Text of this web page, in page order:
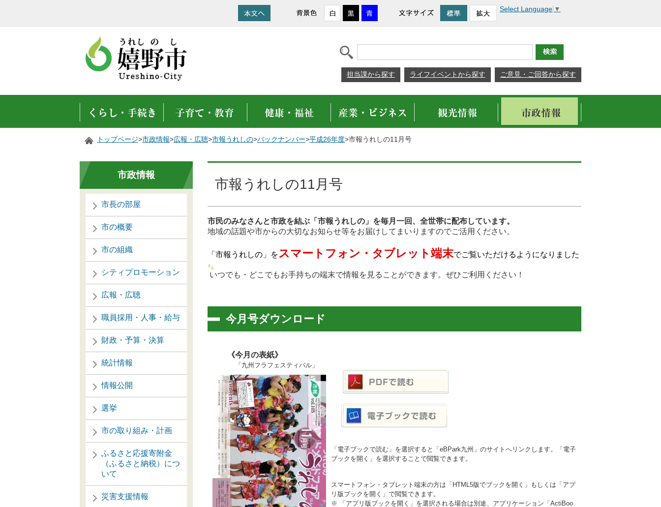
Select Language ▼
担当課から探す ライフイベントから探す ご意見・ご回答から探す
トップページ>市政情報>広報・広聴>市報うれしの>バックナンバー>平成26年度>市報うれしの11月号
市政情報
市長の部屋
市の概要
市の組織
シティプロモーション
広報・広聴
職員採用・人事・給与
財政・予算・決算
統計情報
情報公開
選挙
市の取り組み・計画
ふるさと応援寄附金
（ふるさと納税）につ
いて
災害支援情報
市報うれしの11月号
市民のみなさんと市政を結ぶ「市報うれしの」を毎月一回、全世帯に配布しています。
地域の話題や市からの大切なお知らせ等をお届けしてまいりますのでご活用ください。
「市報うれしの」をスマートフォン・タブレット端末でご覧いただけるようになりました
いつでも・どこでもお手持ちの端末で情報を見ることができます。ぜひご利用ください！
今月号ダウンロード
《今月の表紙》
「九州フラフェスティバル」
「電子ブックで読む」を選択すると「 eBPark九州」のサイトへリンクします。
「電子
ブックを開く」を選択することで閲覧できます。
スマートフォン・タブレット端末の方は 「HTML5版でブックを開く」もしくは 「アプ
リ版ブックを開く」で閲覧できます。
※ 「アプリ版ブックを開く」を選択される場合は別途、アプリケーション「ActiBoo